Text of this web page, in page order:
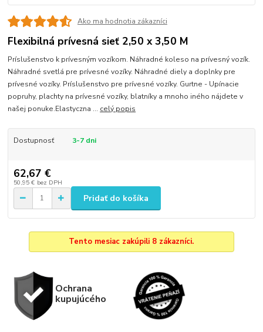
Ako ma hodnotia zákazníci
Flexibilná prívesná sieť 2,50 x 3,50 M
Príslušenstvo k prívesným vozíkom. Náhradné koleso na prívesný vozík.
Náhradné svetlá pre prívesné vozíky. Náhradné diely a doplnky pre
prívesné vozíky. Príslušenstvo pre prívesné vozíky. Gurtne - Upínacie
popruhy, plachty na prívesné vozíky, blatníky a mnoho iného nájdete v
našej ponuke.Elastyczna ... celý popis
Dostupnosť 3-7 dni
62,67 €
50,95 € bez DPH
Pridať do košíka
Tento mesiac zakúpili 8 zákazníci.
Ochrana
kupujúcého